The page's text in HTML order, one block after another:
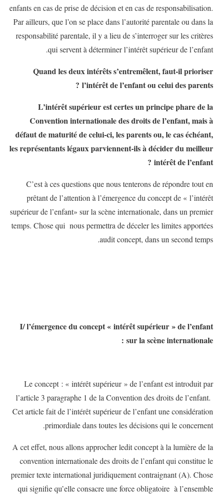
enfants en cas de prise de décision et en cas de responsabilisation.
Par ailleurs, que l’on se place dans l’autorité parentale ou dans la
responsabilité parentale, il y a lieu de s’interroger sur les critères
qui servent à déterminer l’intérêt supérieur de l’enfant.
Quand les deux intérêts s’entremêlent, faut-il prioriser
l’intérêt de l’enfant ou celui des parents ?
L’intérêt supérieur est certes un principe phare de la
Convention internationale des droits de l’enfant, mais à
défaut de maturité de celui-ci, les parents ou, le cas échéant,
les représentants légaux parviennent-ils à décider du meilleur
intérêt de l’enfant ?
C’est à ces questions que nous tenterons de répondre tout en
prêtant de l’attention à l’émergence du concept de « l’intérêt
supérieur de l’enfant» sur la scène internationale, dans un premier
temps. Chose qui nous permettra de déceler les limites apportées
audit concept, dans un second temps.
I/ l’émergence du concept « intérêt supérieur » de l’enfant
sur la scène internationale :
Le concept : « intérêt supérieur » de l’enfant est introduit par
l’article 3 paragraphe 1 de la Convention des droits de l’enfant.
Cet article fait de l’intérêt supérieur de l’enfant une considération
primordiale dans toutes les décisions qui le concernent.
A cet effet, nous allons approcher ledit concept à la lumière de la
convention internationale des droits de l’enfant qui constitue le
premier texte international juridiquement contraignant (A). Chose
qui signifie qu’elle consacre une force obligatoire à l’ensemble